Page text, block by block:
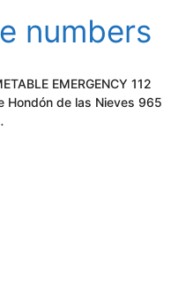
numbers
EMERGENCY 112
Hondón de las Nieves 965